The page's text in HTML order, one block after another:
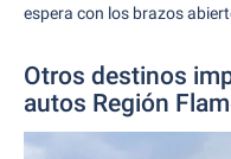
espera con los brazos
Otros destinos
autos Región